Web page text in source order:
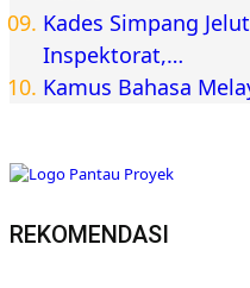
Kades Simpang
Inspektorat,…
Kamus Bahasa
REKOMENDASI